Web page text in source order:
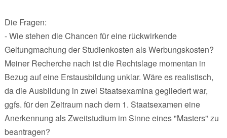
Die Fragen:
- Wie stehen die Chancen für eine rückwirkende
Geltungmachung der Studienkosten als Werbungskosten?
Meiner Recherche nach ist die Rechtslage momentan in
Bezug auf eine Erstausbildung unklar. Wäre es realistisch,
da die Ausbildung in zwei Staatsexamina gegliedert war,
ggfs. für den Zeitraum nach dem 1. Staatsexamen eine
Anerkennung als Zweitstudium im Sinne eines "Masters" zu
beantragen?